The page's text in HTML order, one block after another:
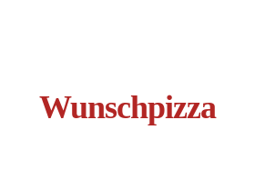
Wunschpizza